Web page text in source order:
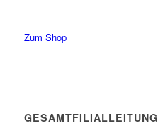
Zum Shop
GESAMTFILIALLEITUNG